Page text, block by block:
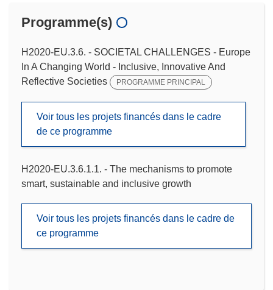
Programme(s)
H2020-EU.3.6. - SOCIETAL CHALLENGES - Europe
In A Changing World - Inclusive, Innovative And
Reflective Societies
PROGRAMME PRINCIPAL
Voir tous les projets financés dans le cadre
de ce programme
H2020-EU.3.6.1.1. - The mechanisms to promote
smart, sustainable and inclusive growth
Voir tous les projets financés dans le cadre de
ce programme